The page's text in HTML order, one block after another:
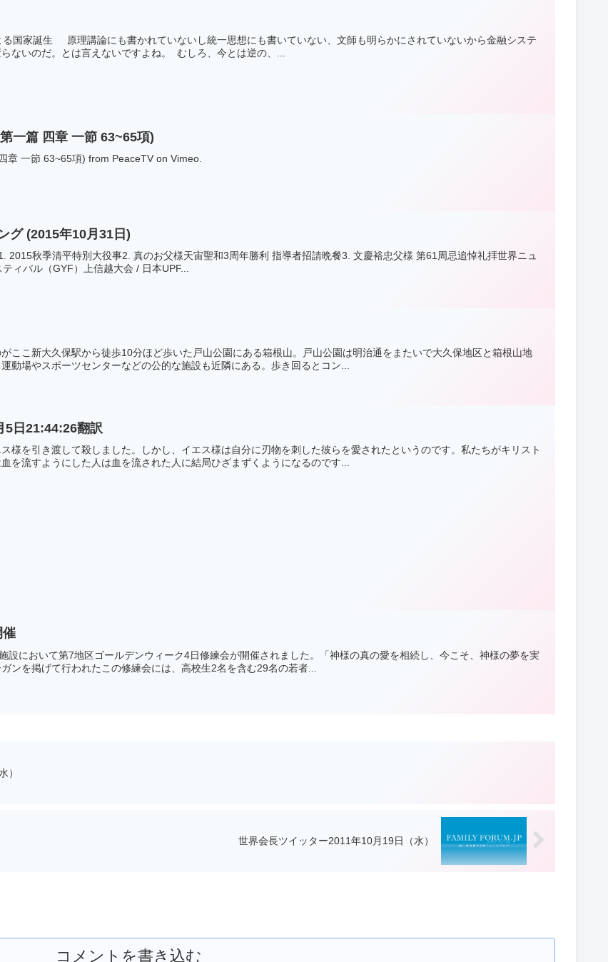
国家誕生 原理講論にも書かれていないし統一思想にも書いていない、文師も明らかにされていないから金融システ
ないのだ。とは言えないですよね。 むしろ、今とは逆の、...
一篇 四章 一節 63~65項)
章 一節 63~65項) from PeaceTV on Vimeo.
グ (2015年10月31日)
2015秋季清平特別大役事2. 真のお父様天宙聖和3周年勝利 指導者招請晩餐3. 文慶裕忠父様 第61周忌追悼礼拝世界ニュ
ィバル（GYF）上信越大会 / 日本UPF...
ここ新大久保駅から徒歩10分ほど歩いた戸山公園にある箱根山。戸山公園は明治通をまたいで大久保地区と箱根山地
動場やスポーツセンターなどの公的な施設も近隣にある。歩き回るとコン...
5日21:44:26翻訳
様を引き渡して殺しました。しかし、イエス様は自分に刃物を刺した彼らを愛されたというのです。私たちがキリスト
を流すようにした人は血を流された人に結局ひざまずくようになるのです...
催
設において第7地区ゴールデンウィーク4日修練会が開催されました。「神様の真の愛を相続し、今こそ、神様の夢を実
ンを掲げて行われたこの修練会には、高校生2名を含む29名の若者...
）
世界会長ツイッター2011年10月19日（水）
コメントを書き込む